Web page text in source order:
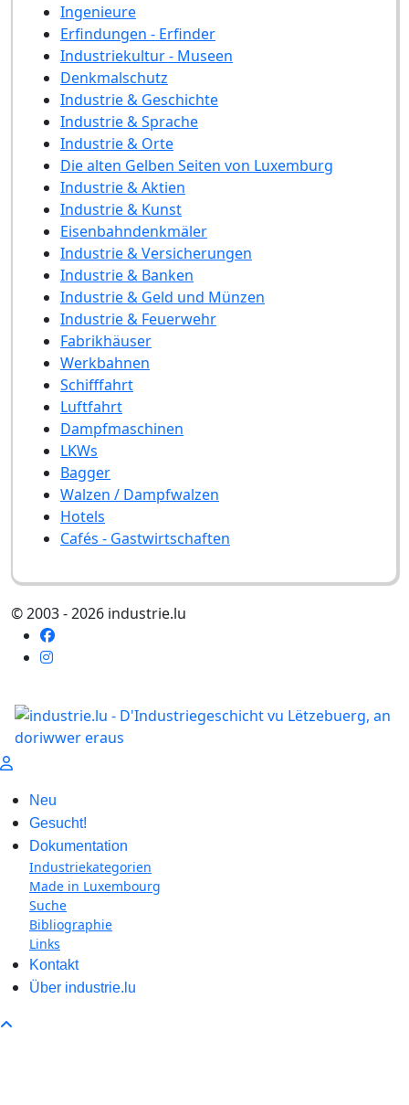
Ingenieure
Erfindungen - Erfinder
Industriekultur - Museen
Denkmalschutz
Industrie & Geschichte
Industrie & Sprache
Industrie & Orte
Die alten Gelben Seiten von Luxemburg
Industrie & Aktien
Industrie & Kunst
Eisenbahndenkmäler
Industrie & Versicherungen
Industrie & Banken
Industrie & Geld und Münzen
Industrie & Feuerwehr
Fabrikhäuser
Werkbahnen
Schifffahrt
Luftfahrt
Dampfmaschinen
LKWs
Bagger
Walzen / Dampfwalzen
Hotels
Cafés - Gastwirtschaften
© 2003 - 2026 industrie.lu
Neu
Gesucht!
Dokumentation
Industriekategorien
Made in Luxembourg
Suche
Bibliographie
Links
Kontakt
Über industrie.lu